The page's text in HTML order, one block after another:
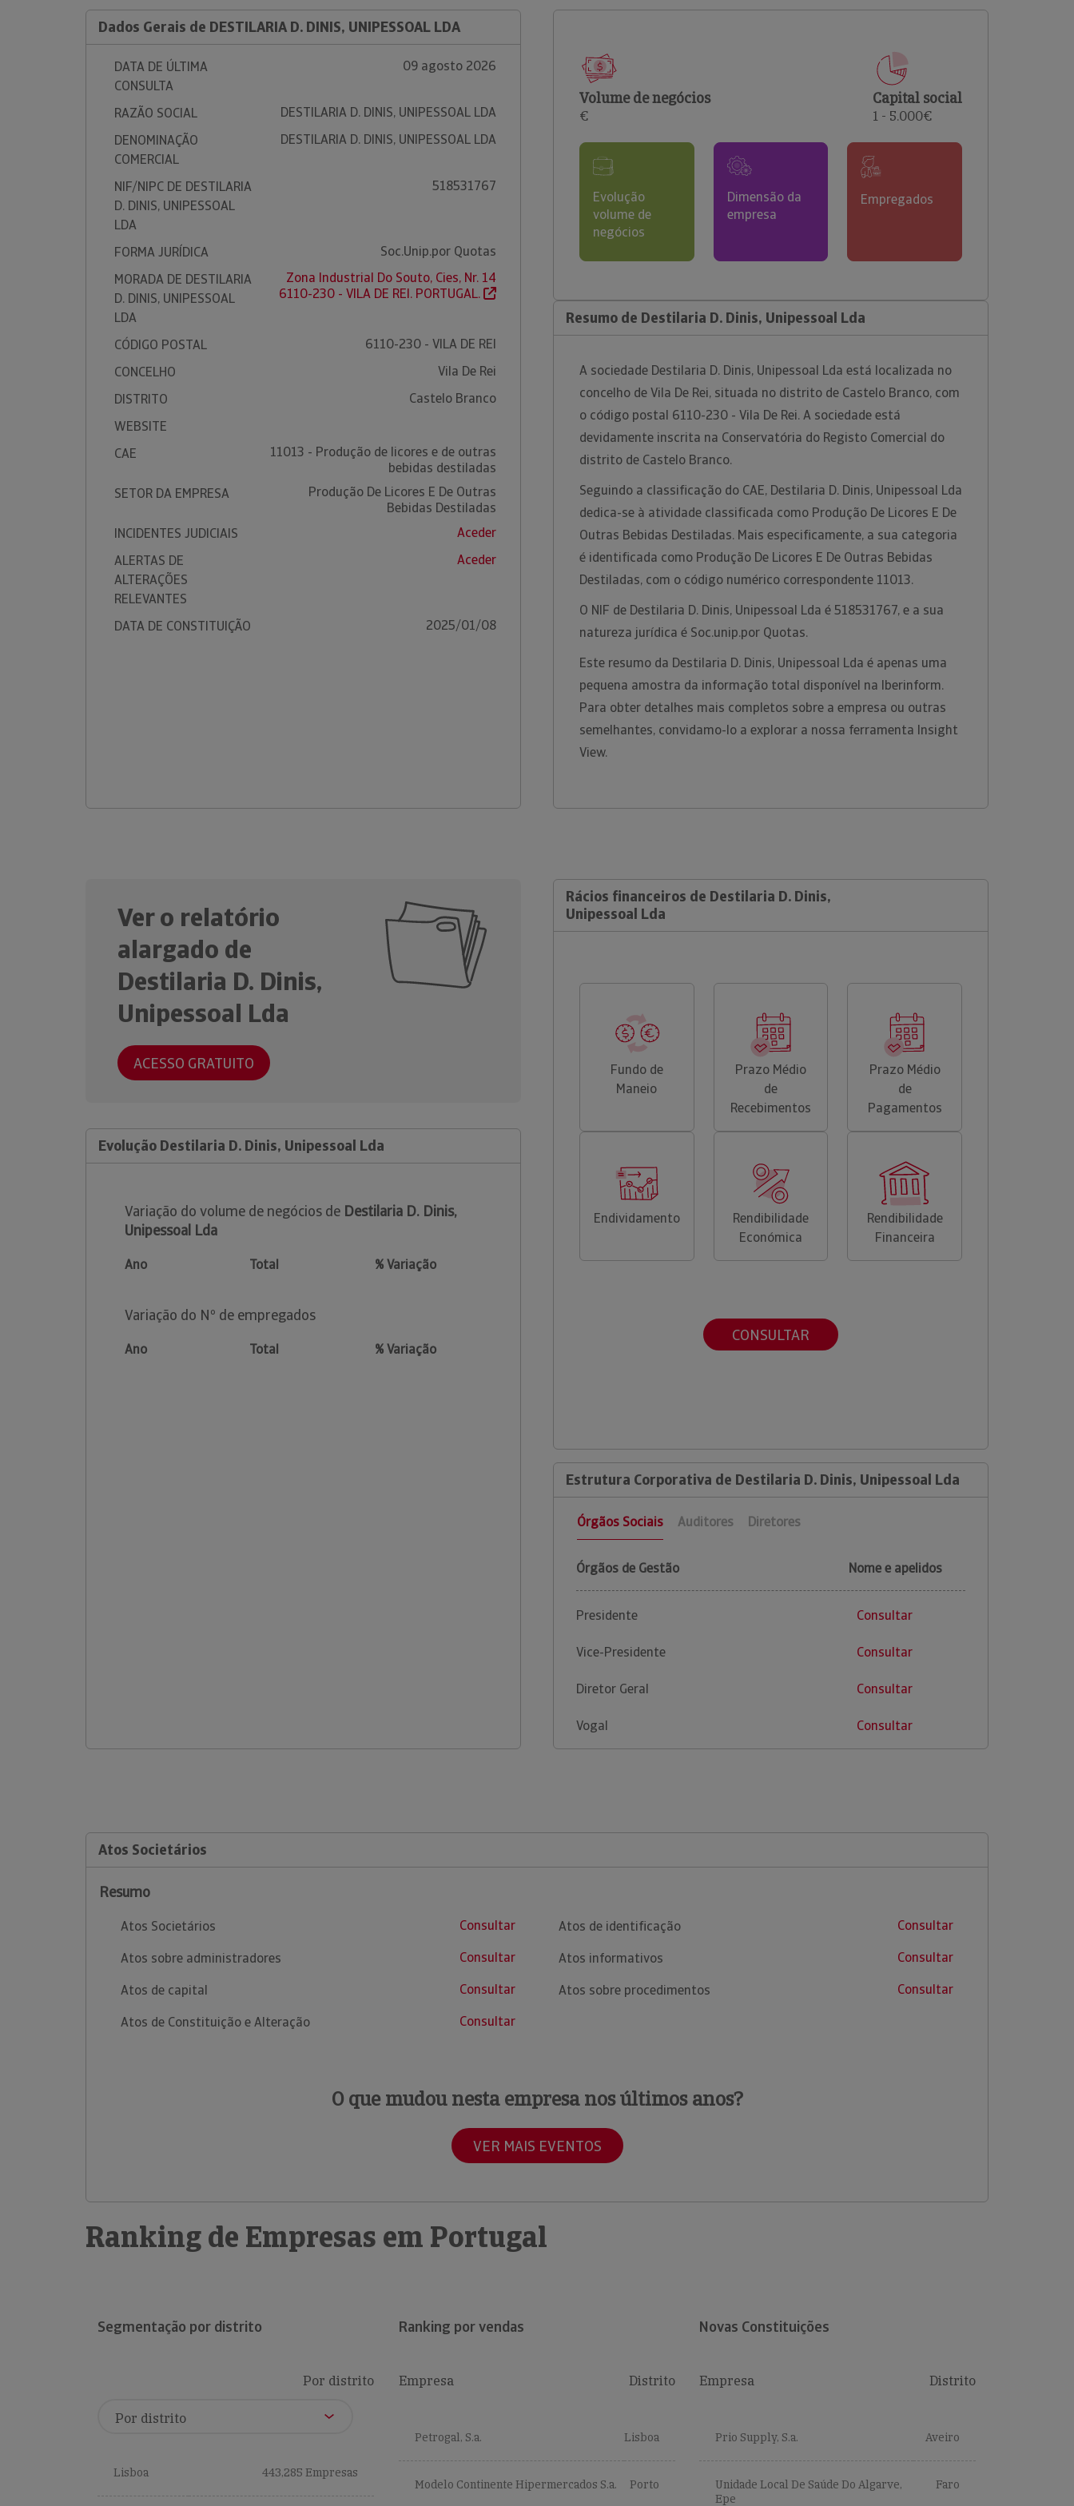
comerciais e analisar o risco de incumprimento dos
Dados Gerais de DESTILARIA D. DINIS, UNIPESSOAL LDA
DATA DE ÚLTIMA
CONSULTA
09 agosto 2026
RAZÃO SOCIAL
DESTILARIA D. DINIS, UNIPESSOAL LDA
DENOMINAÇÃO
COMERCIAL
DESTILARIA D. DINIS, UNIPESSOAL LDA
NIF/NIPC DE DESTILARIA
D. DINIS, UNIPESSOAL
LDA
518531767
FORMA JURÍDICA
Soc.Unip.por Quotas
MORADA DE DESTILARIA
D. DINIS, UNIPESSOAL
LDA
Zona Industrial Do Souto, Cies, Nr. 14
6110-230 - VILA DE REI. PORTUGAL.
CÓDIGO POSTAL
6110-230 - VILA DE REI
CONCELHO
Vila De Rei
DISTRITO
Castelo Branco
WEBSITE
CAE
11013 - Produção de licores e de outras
bebidas destiladas
SETOR DA EMPRESA
Produção De Licores E De Outras
Bebidas Destiladas
INCIDENTES JUDICIAIS
Aceder
ALERTAS DE
ALTERAÇÕES
RELEVANTES
Aceder
DATA DE CONSTITUIÇÃO 2025/01/08
Volume de negócios
€
Capital social
1 - 5.000€
Evolução
volume de
negócios
Dimensão da
empresa
Empregados
Resumo de Destilaria D. Dinis, Unipessoal Lda
A sociedade Destilaria D. Dinis, Unipessoal Lda está localizada no
concelho de Vila De Rei, situada no distrito de Castelo Branco, com
o código postal 6110-230 - Vila De Rei. A sociedade está
devidamente inscrita na Conservatória do Registo Comercial do
distrito de Castelo Branco.
Seguindo a classificação do CAE, Destilaria D. Dinis, Unipessoal Lda
dedica-se à atividade classificada como Produção De Licores E De
Outras Bebidas Destiladas. Mais especificamente, a sua categoria
é identificada como Produção De Licores E De Outras Bebidas
Destiladas, com o código numérico correspondente 11013.
O NIF de Destilaria D. Dinis, Unipessoal Lda é 518531767, e a sua
natureza jurídica é Soc.unip.por Quotas.
Este resumo da Destilaria D. Dinis, Unipessoal Lda é apenas uma
pequena amostra da informação total disponível na Iberinform.
Para obter detalhes mais completos sobre a empresa ou outras
semelhantes, convidamo-lo a explorar a nossa ferramenta Insight
View.
Ver o relatório
alargado de
Destilaria D. Dinis,
Unipessoal Lda
ACESSO GRATUITO
Evolução Destilaria D. Dinis, Unipessoal Lda
Variação do volume de negócios de Destilaria D. Dinis,
Unipessoal Lda
Ano Total % Variação
Variação do Nº de empregados
Ano Total % Variação
Rácios financeiros de Destilaria D. Dinis,
Unipessoal Lda
Fundo de
Maneio
Prazo Médio
de
Recebimentos
Prazo Médio
de
Pagamentos
Endividamento
Rendibilidade
Económica
Rendibilidade
Financeira
CONSULTAR
Estrutura Corporativa de Destilaria D. Dinis, Unipessoal Lda
Órgãos Sociais Auditores Diretores
Órgãos de Gestão Nome e apelidos
Presidente Consultar
Vice-Presidente Consultar
Diretor Geral Consultar
Vogal Consultar
Atos Societários
Resumo
Atos Societários
Consultar
Atos sobre administradores
Consultar
Atos de capital
Consultar
Atos de Constituição e Alteração
Consultar
Atos de identificação
Consultar
Atos informativos
Consultar
Atos sobre procedimentos
Consultar
O que mudou nesta empresa nos últimos anos?
VER MAIS EVENTOS
Ranking de Empresas em Portugal
Segmentação por distrito
Por distrito
Lisboa 443,285 Empresas
Ranking por vendas
Empresa Distrito
Petrogal, S.a. Lisboa
Modelo Continente Hipermercados S.a. Porto
Novas Constituições
Empresa Distrito
Prio Supply, S.a. Aveiro
Unidade Local De Saúde Do Algarve,
Epe
Faro